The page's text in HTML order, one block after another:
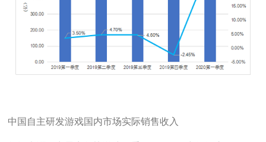
中国自主研发游戏国内市场实际销售收入